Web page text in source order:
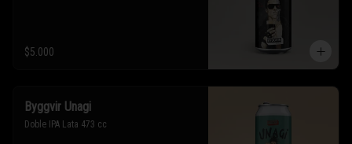
$5.000
Byggvir Unagi
Doble IPA Lata 473 cc